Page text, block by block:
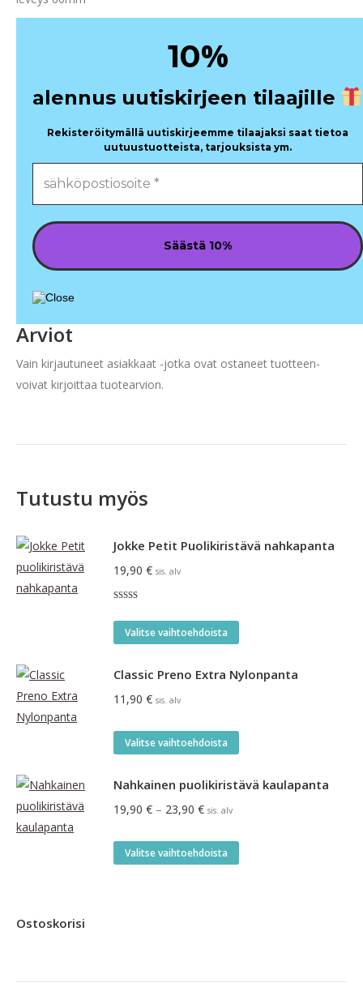
10%
alennus uutiskirjeen tilaajille
Rekisteröitymällä uutiskirjeemme tilaajaksi saat tietoa
uutuustuotteista, tarjouksista ym.
Arviot
Vain kirjautuneet asiakkaat -jotka ovat ostaneet tuotteen-
voivat kirjoittaa tuotearvion.
Tutustu myös
Jokke Petit Puolikiristävä nahkapanta
19,90 € sis. alv
tuotteesta:
5.00/ 5
Valitse vaihtoehdoista
on
Voit
tehdä
valinnat
Classic Preno Extra Nylonpanta
11,90 € sis. alv
Valitse vaihtoehdoista
on
Voit
tehdä
Nahkainen puolikiristävä kaulapanta
19,90 € – 23,90 €Hintaluokka:
-
sis. alv
Valitse vaihtoehdoista
Ostoskorisi